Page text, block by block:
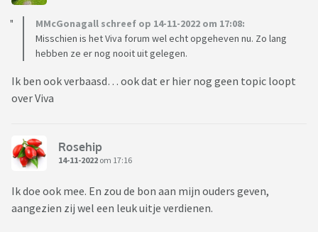
MMcGonagall schreef op 14-11-2022 om 17:08:
Misschien is het Viva forum wel echt opgeheven nu. Zo lang
hebben ze er nog nooit uit gelegen.
Ik ben ook verbaasd… ook dat er hier nog geen topic loopt
over Viva
Rosehip
14-11-2022 om 17:16
Ik doe ook mee. En zou de bon aan mijn ouders geven,
aangezien zij wel een leuk uitje verdienen.